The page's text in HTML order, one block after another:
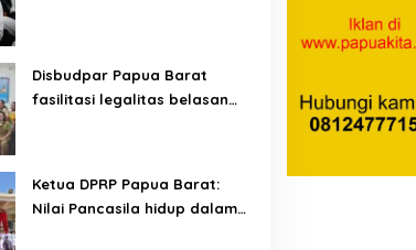
Disbudpar Papua Barat
fasilitasi legalitas belasan
Ketua DPRP Papua Barat:
Nilai Pancasila hidup dalam